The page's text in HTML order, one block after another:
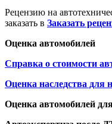
Рецензию на
заказать в Заказать
Оценка автомобилей
Справка о стоимости
Оценка наследства для
Оценка автомобилей